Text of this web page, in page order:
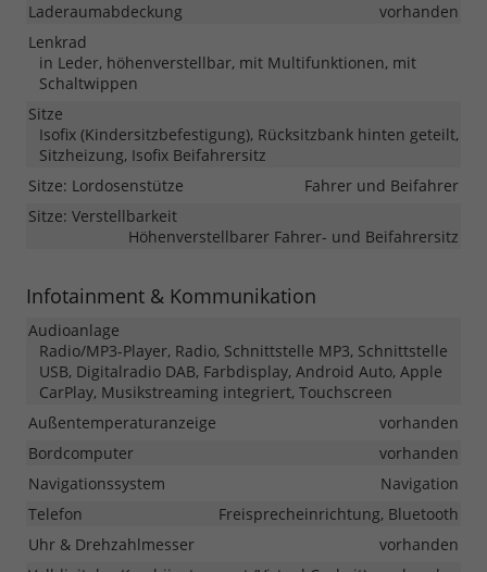
Laderaumabdeckung
vorhanden
Lenkrad
in Leder, höhenverstellbar, mit Multifunktionen, mit
Schaltwippen
Sitze
Isofix (Kindersitzbefestigung), Rücksitzbank hinten geteilt,
Sitzheizung, Isofix Beifahrersitz
Sitze: Lordosenstütze
Fahrer und Beifahrer
Sitze: Verstellbarkeit
Höhenverstellbarer Fahrer- und Beifahrersitz
Infotainment & Kommunikation
Audioanlage
Radio/MP3-Player, Radio, Schnittstelle MP3, Schnittstelle
USB, Digitalradio DAB, Farbdisplay, Android Auto, Apple
CarPlay, Musikstreaming integriert, Touchscreen
Außentemperaturanzeige
vorhanden
Bordcomputer
vorhanden
Navigationssystem
Navigation
Telefon
Freisprecheinrichtung, Bluetooth
Uhr & Drehzahlmesser
vorhanden